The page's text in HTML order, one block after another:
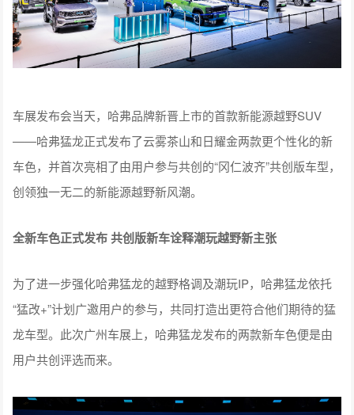
车展发布会当天，哈弗品牌新晋上市的首款新能源越野SUV
——哈弗猛龙正式发布了云雾茶山和日耀金两款更个性化的新
车色，并首次亮相了由用户参与共创的“冈仁波齐”共创版车型，
创领独一无二的新能源越野新风潮。
全新车色正式发布 共创版新车诠释潮玩越野新主张
为了进一步强化哈弗猛龙的越野格调及潮玩IP，哈弗猛龙依托
“猛改+”计划广邀用户的参与，共同打造出更符合他们期待的猛
龙车型。此次广州车展上，哈弗猛龙发布的两款新车色便是由
用户共创评选而来。